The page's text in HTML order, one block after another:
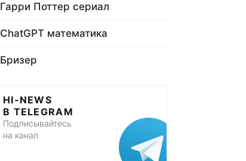
Гарри Поттер сериал
ChatGPT математика
Бризер
HI-NEWS
В TELEGRAM
Подписывайтесь
на канал